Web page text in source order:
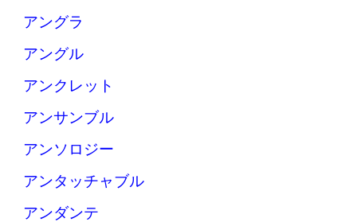
アングラ
アングル
アンクレット
アンサンブル
アンソロジー
アンタッチャブル
アンダンテ